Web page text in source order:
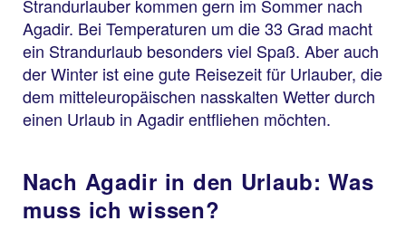
Strandurlauber kommen gern im Sommer nach
Agadir. Bei Temperaturen um die 33 Grad macht
ein Strandurlaub besonders viel Spaß. Aber auch
der Winter ist eine gute Reisezeit für Urlauber, die
dem mitteleuropäischen nasskalten Wetter durch
einen Urlaub in Agadir entfliehen möchten.
Nach Agadir in den Urlaub: Was
muss ich wissen?